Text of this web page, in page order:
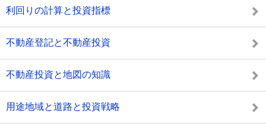
利回りの計算と投資指標
不動産登記と不動産投資
不動産投資と地図の知識
用途地域と道路と投資戦略